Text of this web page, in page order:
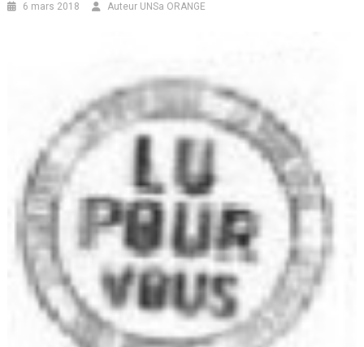
6 mars 2018 Auteur UNSa ORANGE